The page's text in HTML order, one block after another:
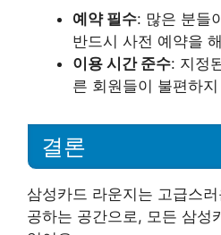
예약 필수: 많은 분들
반드시 사전 예약을
이용 시간 준수: 지정
른 회원들이 불편하
결론
삼성카드 라운지는 고급스
공하는 공간으로, 모든 삼성